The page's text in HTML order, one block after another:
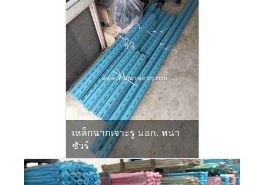
เหล็กฉากเจาะรู มอก. หนา
ชัวร์